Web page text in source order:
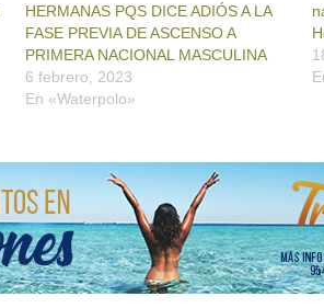
HERMANAS PQS DICE ADIÓS A LA
FASE PREVIA DE ASCENSO A
PRIMERA NACIONAL MASCULINA
6 febrero, 2023
En «Waterpolo»